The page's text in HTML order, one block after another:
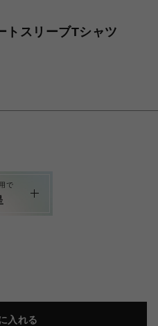
スリーブTシャツ
で
入れる